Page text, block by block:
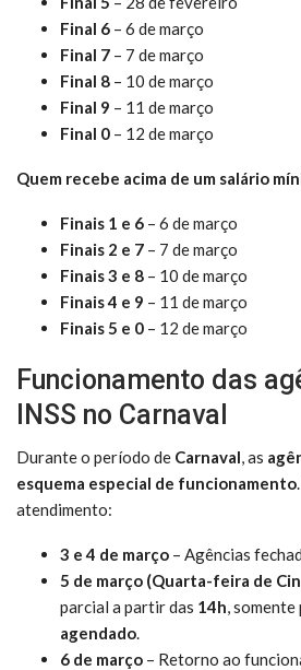
Final 6 – 6 de março
Final 7 – 7 de março
Final 8 – 10 de março
Final 9 – 11 de março
Final 0 – 12 de março
Quem recebe acima de um salário
Finais 1 e 6 – 6 de março
Finais 2 e 7 – 7 de março
Finais 3 e 8 – 10 de março
Finais 4 e 9 – 11 de março
Finais 5 e 0 – 12 de março
Funcionamento das
INSS no Carnaval
Durante o período de Carnaval, as
esquema especial de funcionamento
atendimento:
3 e 4 de março – Agências
5 de março (Quarta-feira de
parcial a partir das 14h, somente
agendado.
6 de março – Retorno ao